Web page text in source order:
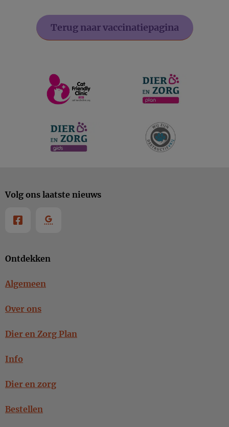
Terug naar vaccinatiepagina
Ontdekken
Algemeen
Over ons
Dier en Zorg Plan
Info
Dier en zorg
Bestellen
Volg ons laatste nieuws